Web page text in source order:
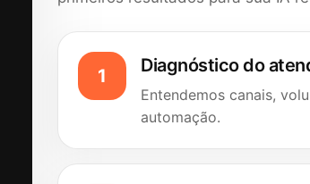
Diagnóstico do
Entendemos canais,
automação.